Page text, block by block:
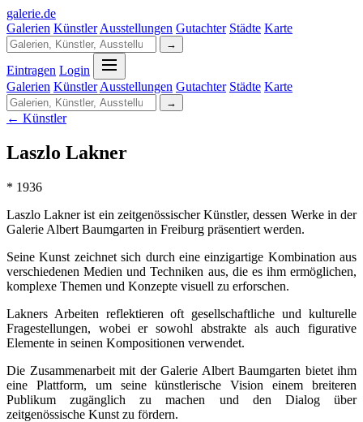
galerie.de
Galerien Künstler Ausstellungen Gutachter Städte Karte
→
Eintragen Login
Galerien Künstler Ausstellungen Gutachter Städte Karte
→
← Künstler
Laszlo Lakner
* 1936
Laszlo Lakner ist ein zeitgenössischer Künstler, dessen Werke in der
Galerie Albert Baumgarten in Freiburg präsentiert werden.
Seine Kunst zeichnet sich durch eine einzigartige Kombination aus
verschiedenen Medien und Techniken aus, die es ihm ermöglichen,
komplexe Themen und Konzepte visuell zu erforschen.
Lakners Arbeiten reflektieren oft gesellschaftliche und kulturelle
Fragestellungen, wobei er sowohl abstrakte als auch figurative
Elemente in seinen Kompositionen verwendet.
Die Zusammenarbeit mit der Galerie Albert Baumgarten bietet ihm
eine Plattform, um seine künstlerische Vision einem breiteren
Publikum zugänglich zu machen und den Dialog über
zeitgenössische Kunst zu fördern.